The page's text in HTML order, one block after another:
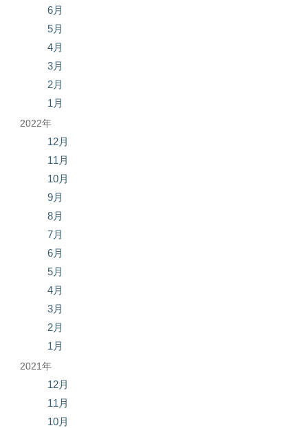
6月
5月
4月
3月
2月
1月
2022年
12月
11月
10月
9月
8月
7月
6月
5月
4月
3月
2月
1月
2021年
12月
11月
10月